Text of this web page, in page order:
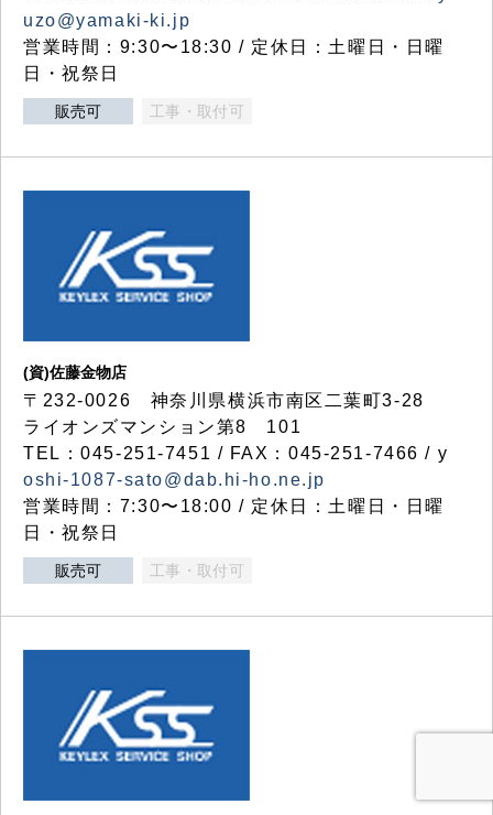
uzo@yamaki-ki.jp
営業時間：9:30〜18:30 / 定休日：土曜日・日曜
日・祝祭日
販売可 工事・取付可
(資)佐藤金物店
〒232-0026 神奈川県横浜市南区二葉町3-28
ライオンズマンション第8 101
TEL：045-251-7451 / FAX：045-251-7466 / y
oshi-1087-sato@dab.hi-ho.ne.jp
営業時間：7:30〜18:00 / 定休日：土曜日・日曜
日・祝祭日
販売可 工事・取付可